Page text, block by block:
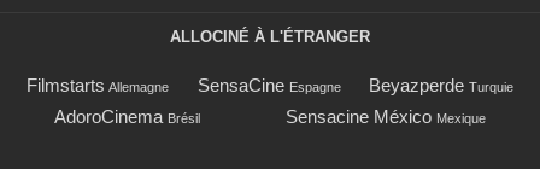
ALLOCINÉ À L'ÉTRANGER
Filmstarts Allemagne SensaCine Espagne Beyazperde Turquie
AdoroCinema Brésil Sensacine México Mexique